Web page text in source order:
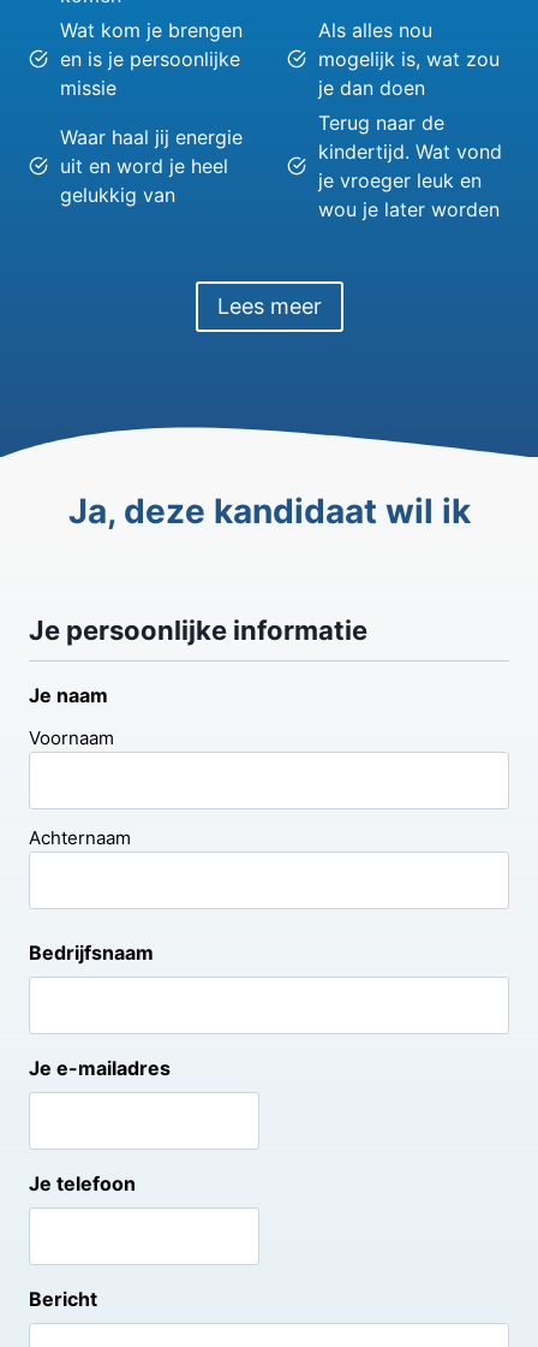
Wat kom je brengen
en is je persoonlijke
missie
Als alles nou
mogelijk is, wat zou
je dan doen
Waar haal jij energie
uit en word je heel
gelukkig van
Terug naar de
kindertijd. Wat vond
je vroeger leuk en
wou je later worden
Lees meer
Ja, deze kandidaat wil ik
Je persoonlijke informatie
Je naam
Voornaam
Achternaam
Bedrijfsnaam
Je e-mailadres
Je telefoon
Bericht